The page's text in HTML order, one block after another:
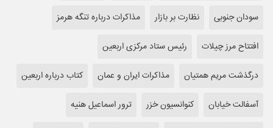
مذاکرات درباره تنگه هرمز
افتتاح مرز چیلات
رئیس ستاد مرکزی اربعین
درگذشت مریم همتیان
مذاکرات ایران و عمان
کتاب درباره اربعین
آسفالت خیابان
کنوانسیون خزر
ترور اسماعیل هنیه
سودان جنوبی
نظارت بر بازار